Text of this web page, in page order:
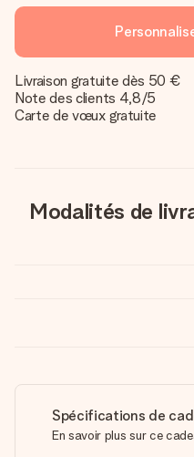
Livraison gratuite dès 50 €
Note des clients 4,8/5
Carte de vœux gratuite
Modalités de
Spécifications de
En savoir plus sur ce